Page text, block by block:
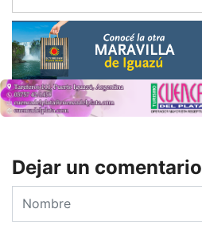
Dejar un comentario